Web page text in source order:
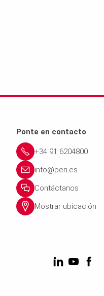
Ponte en contacto
+34 91 6204800
info@peri.es
Contáctanos
Mostrar ubicación